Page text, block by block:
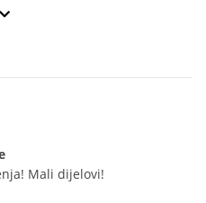
Mali dijelovi!